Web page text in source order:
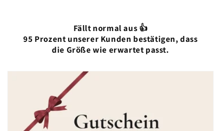
Fällt normal aus 👍
95 Prozent unserer Kunden bestätigen, dass
die Größe wie erwartet passt.